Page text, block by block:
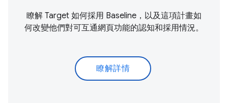
瞭解 Target 如何採用 Baseline，以及這項計畫如
何改變他們對可互通網頁功能的認知和採用情況。
瞭解詳情